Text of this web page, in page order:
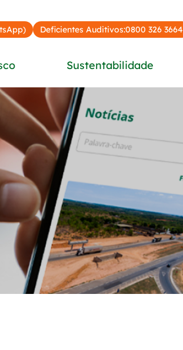
Deficientes Auditivos:0800 326 3664
Sustentabilidade